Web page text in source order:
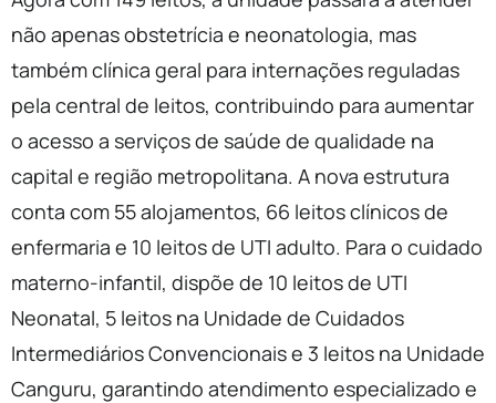
não apenas obstetrícia e neonatologia, mas
também clínica geral para internações reguladas
pela central de leitos, contribuindo para aumentar
o acesso a serviços de saúde de qualidade na
capital e região metropolitana. A nova estrutura
conta com 55 alojamentos, 66 leitos clínicos de
enfermaria e 10 leitos de UTI adulto. Para o cuidado
materno-infantil, dispõe de 10 leitos de UTI
Neonatal, 5 leitos na Unidade de Cuidados
Intermediários Convencionais e 3 leitos na Unidade
Canguru, garantindo atendimento especializado e